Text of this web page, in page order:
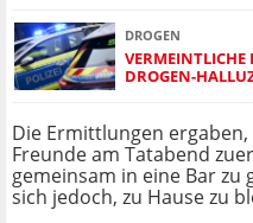
DROGEN
VERMEINTLICHE
DROGEN-
Die Ermittlungen
Freunde am Tatabend
gemeinsam in eine Bar zu
sich jedoch, zu Hause zu